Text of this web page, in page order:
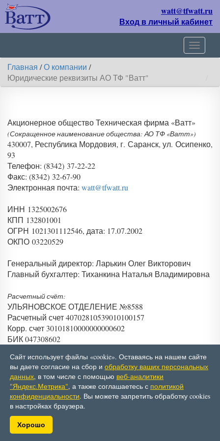
watt@tfwatt.ru
Вход в личный кабинет
Главная /О компании /
Юридические реквизиты АО ТФ "Ватт"
Акционерное общество Техническая фирма «Ватт»
(Сокращенное наименование общества: АО ТФ «Ватт»)
430007, Республика Мордовия, г. Саранск, ул. Осипенко,
93
Телефон: (8342) 37-22-22
Факс: (8342) 32-67-90
Электронная почта: watt@tfwatt.ru
ИНН 1325002676
КПП 132801001
ОГРН 1021301112546, дата: 17.07.2002
ОКПО 03220529
Генеральный директор: Ларькин Олег Викторович
Главный бухгалтер: Тиханкина Наталья Владимировна
Расчетный счёт:
УЛЬЯНОВСКОЕ ОТДЕЛЕНИЕ №8588
Расчетный счет 40702810539010100157
Корр. счет 30101810000000000602
БИК 047308602
© АО ТФ «Ватт»
Политика в отношении обработки персональных
данных
Сайт использует файлы «cookie». Оставаясь на нашем сайте
вы даете согласие на сбор и обработку ваших персональных
данных, в том числе с помощью веб-аналитики
"Яндекс.Метрика", а также соглашаетесь с политикой
конфиденциальности. Вы можете запретить обработку cookies
в настройках браузера.
Хорошо